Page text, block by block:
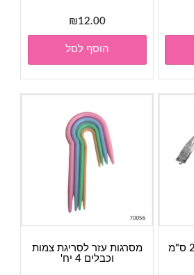
₪12.00
הוסף לסל
מסרגות עזר לסריגת צמות
וכבלים 4 יח'